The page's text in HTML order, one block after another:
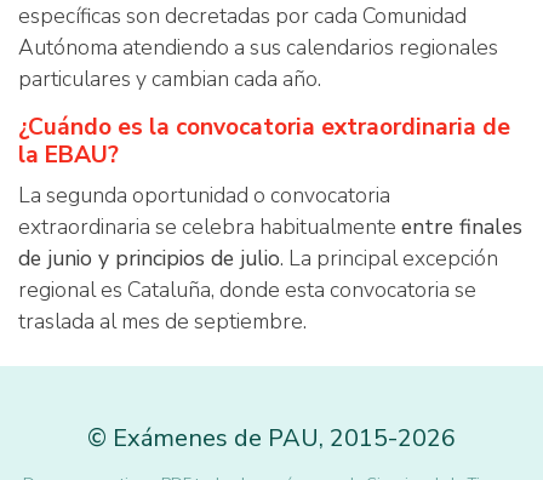
específicas son decretadas por cada Comunidad
Autónoma atendiendo a sus calendarios regionales
particulares y cambian cada año.
¿Cuándo es la convocatoria extraordinaria de
la EBAU?
La segunda oportunidad o convocatoria
extraordinaria se celebra habitualmente entre finales
de junio y principios de julio. La principal excepción
regional es Cataluña, donde esta convocatoria se
traslada al mes de septiembre.
© Exámenes de PAU, 2015-2026